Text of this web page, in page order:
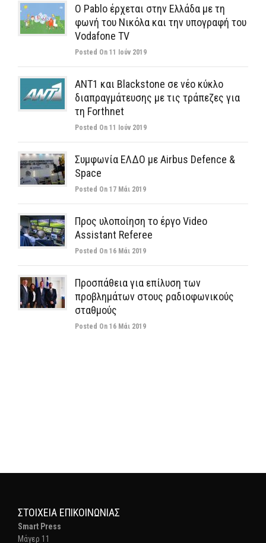
Ο Pablo έρχεται στην Ελλάδα με τη
φωνή του Νικόλα και την υπογραφή του
Vodafone TV
Posted On 11 Ιούν 2019
ΑΝΤ1 και Blackstone σε νέο κύκλο
διαπραγμάτευσης με τις τράπεζες για
τη Forthnet
Posted On 11 Ιούν 2019
Συμφωνία ΕΛΔΟ με Airbus Defence &
Space
Posted On 17 Μάι 2019
Προς υλοποίηση το έργο Video
Assistant Referee
Posted On 16 Μάι 2019
Προσπάθεια για επίλυση των
προβλημάτων στους ραδιοφωνικούς
σταθμούς
Posted On 16 Μάι 2019
ΣΤΟΙΧΕΊΑ ΕΠΙΚΟΙΝΩΝΊΑΣ
Smart Press
Mάγερ 11